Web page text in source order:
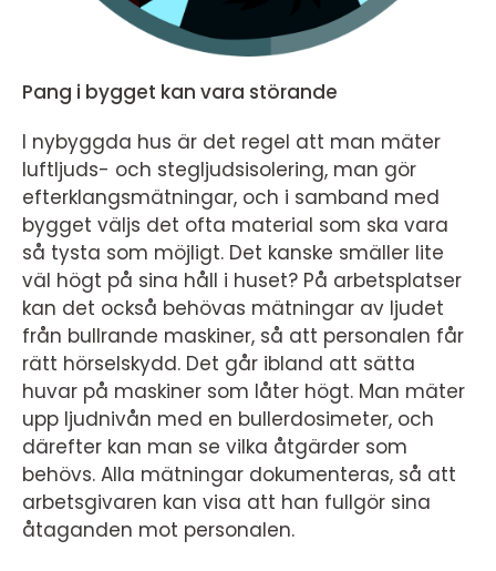
Pang i bygget kan vara störande
I nybyggda hus är det regel att man mäter
luftljuds- och stegljudsisolering, man gör
efterklangsmätningar, och i samband med
bygget väljs det ofta material som ska vara
så tysta som möjligt. Det kanske smäller lite
väl högt på sina håll i huset? På arbetsplatser
kan det också behövas mätningar av ljudet
från bullrande maskiner, så att personalen får
rätt hörselskydd. Det går ibland att sätta
huvar på maskiner som låter högt. Man mäter
upp ljudnivån med en bullerdosimeter, och
därefter kan man se vilka åtgärder som
behövs. Alla mätningar dokumenteras, så att
arbetsgivaren kan visa att han fullgör sina
åtaganden mot personalen.